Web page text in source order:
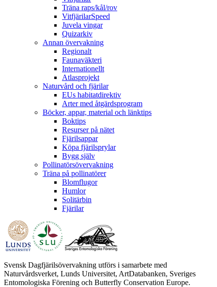
Träna raps/kål/rov
VitfjärilarSpeed
Juvela vingar
Quizarkiv
Annan övervakning
Regionalt
Faunaväkteri
Internationellt
Atlasprojekt
Naturvård och fjärilar
EUs habitatdirektiv
Arter med åtgärdsprogram
Böcker, appar, material och länktips
Boktips
Resurser på nätet
Fjärilsappar
Köpa fjärilsprylar
Bygg själv
Pollinatörsövervakning
Träna på pollinatörer
Blomflugor
Humlor
Solitärbin
Fjärilar
Svensk Dagfjärilsövervakning utförs i samarbete med
Naturvårdsverket, Lunds Universitet, ArtDatabanken, Sveriges
Entomologiska Förening och Butterfly Conservation Europe.